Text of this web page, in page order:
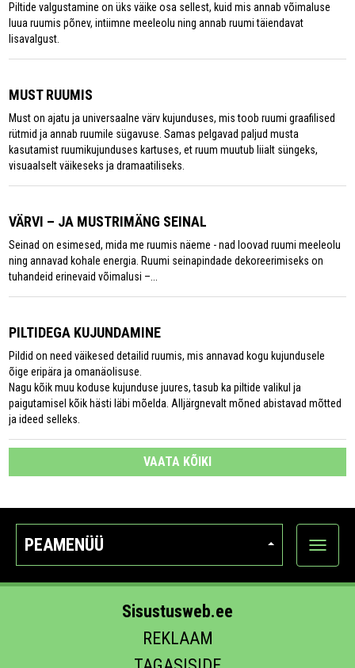
Piltide valgustamine on üks väike osa sellest, kuid mis annab võimaluse
luua ruumis põnev, intiimne meeleolu ning annab ruumi täiendavat
lisavalgust.
MUST RUUMIS
Must on ajatu ja universaalne värv kujunduses, mis toob ruumi graafilised
rütmid ja annab ruumile sügavuse. Samas pelgavad paljud musta
kasutamist ruumikujunduses kartuses, et ruum muutub liialt süngeks,
visuaalselt väikeseks ja dramaatiliseks.
VÄRVI – JA MUSTRIMÄNG SEINAL
Seinad on esimesed, mida me ruumis näeme - nad loovad ruumi meeleolu
ning annavad kohale energia. Ruumi seinapindade dekoreerimiseks on
tuhandeid erinevaid võimalusi –...
PILTIDEGA KUJUNDAMINE
Pildid on need väikesed detailid ruumis, mis annavad kogu kujundusele
õige eripära ja omanäolisuse.
Nagu kõik muu koduse kujunduse juures, tasub ka piltide valikul ja
paigutamisel kõik hästi läbi mõelda. Alljärgnevalt mõned abistavad mõtted
ja ideed selleks.
VAATA KÕIKI
PEAMENÜÜ
Ava
Sisustusweb.ee
REKLAAM